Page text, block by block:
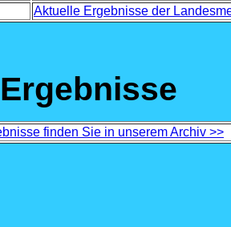
Aktuelle Ergebnisse der
finden Sie in unserem Archiv >>